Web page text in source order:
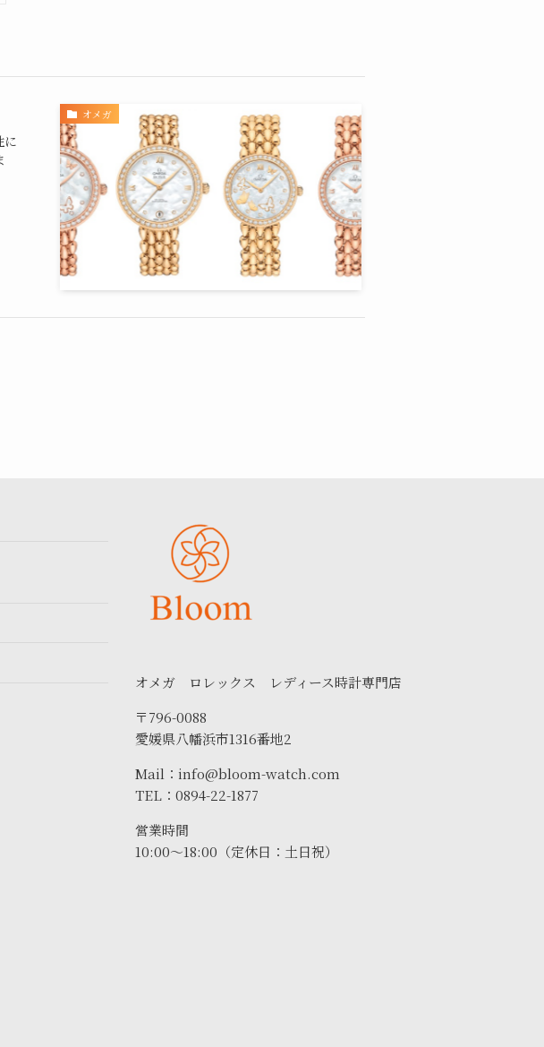
オメガ
に
オメガ ロレックス レディース時計専門店
〒796-0088
愛媛県八幡浜市1316番地2
Mail：info@bloom-watch.com
TEL：0894-22-1877
営業時間
10:00〜18:00（定休日：土日祝）